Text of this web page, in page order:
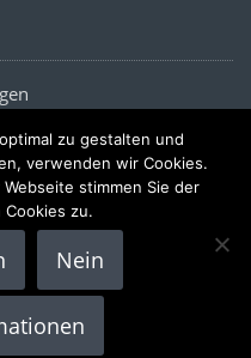
- Alle Rechte
zu gestalten und
verwenden wir Cookies.
stimmen Sie der
zu.
Nein